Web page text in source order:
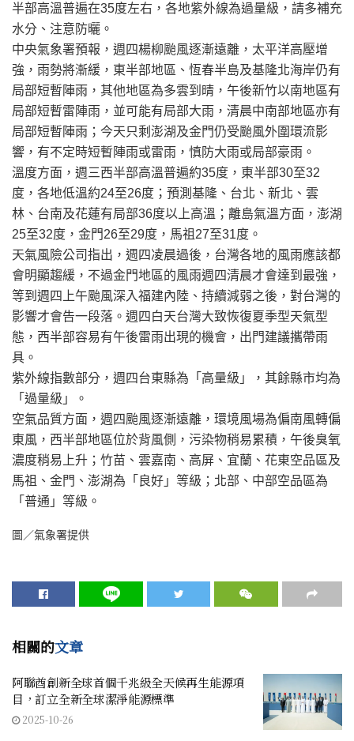
半部高溫普遍在35度左右，各地紫外線為過量級，請多補充
水分、注意防曬。
中央氣象署預報，週四楊柳颱風逐漸遠離，太平洋高壓增
強，雨勢將漸緩，東半部地區、恆春半島及基隆北海岸仍有
局部短暫陣雨，其他地區為多雲到晴，午後新竹以南地區有
局部短暫雷陣雨，並可能有局部大雨，清晨中南部地區亦有
局部短暫陣雨；今天只剩澎湖及金門仍受颱風外圍環流影
響，有不定時短暫陣雨或雷雨，慎防大雨或局部豪雨。
溫度方面，週三西半部高溫普遍約35度，東半部30至32
度，各地低溫約24至26度；預測基隆、台北、新北、雲
林、台南及花蓮有局部36度以上高溫；離島氣溫方面，澎湖
25至32度，金門26至29度，馬祖27至31度。
天氣風險公司指出，週四凌晨過後，台灣各地的風雨應該都
會明顯趨緩，不過金門地區的風雨週四清晨才會達到最強，
等到週四上午颱風深入福建內陸、持續減弱之後，對台灣的
影響才會告一段落。週四白天台灣大致恢復夏季型天氣型
態，西半部容易有午後雷雨出現的機會，出門建議攜帶雨
具。
紫外線指數部分，週四台東縣為「高量級」，其餘縣市均為
「過量級」。
空氣品質方面，週四颱風逐漸遠離，環境風場為偏南風轉偏
東風，西半部地區位於背風側，污染物稍易累積，午後臭氧
濃度稍易上升；竹苗、雲嘉南、高屏、宜蘭、花東空品區及
馬祖、金門、澎湖為「良好」等級；北部、中部空品區為
「普通」等級。
圖／氣象署提供
相關的文章
阿聯酋創新全球首個千兆級全天候再生能源項
目，訂立全新全球潔淨能源標準
2025-10-26